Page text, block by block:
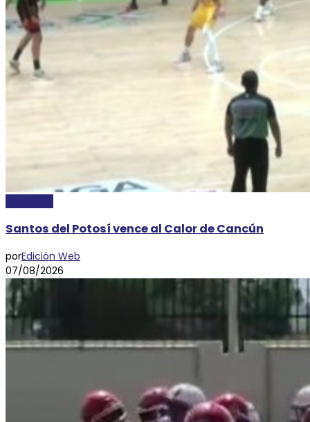
Santos del Potosí vence al Calor de Cancún
porEdición Web
07/08/2026